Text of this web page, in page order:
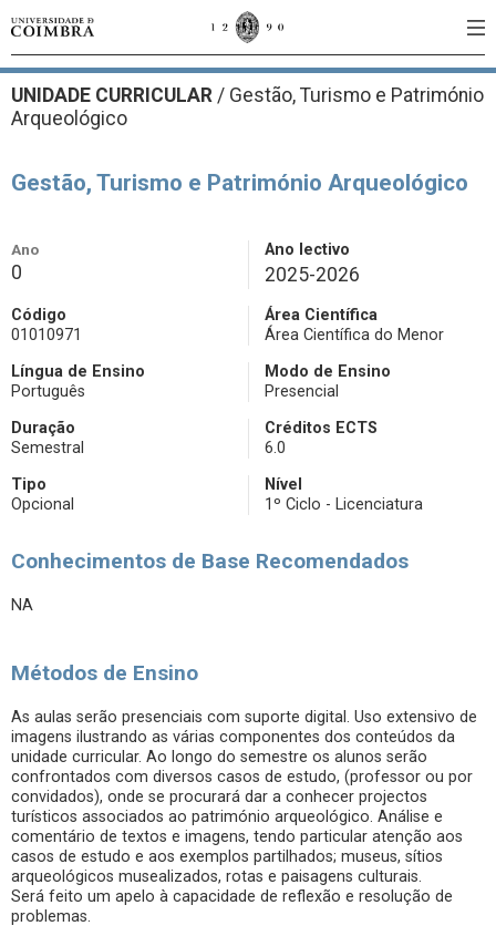
UNIDADE CURRICULAR / Gestão, Turismo e Património
Arqueológico
Gestão, Turismo e Património Arqueológico
Ano
0
Ano lectivo
2025-2026
Código
01010971
Área Científica
Área Científica do Menor
Língua de Ensino
Português
Modo de Ensino
Presencial
Duração
Semestral
Créditos ECTS
6.0
Tipo
Opcional
Nível
1º Ciclo - Licenciatura
Conhecimentos de Base Recomendados
NA
Métodos de Ensino
As aulas serão presenciais com suporte digital. Uso extensivo de
imagens ilustrando as várias componentes dos conteúdos da
unidade curricular. Ao longo do semestre os alunos serão
confrontados com diversos casos de estudo, (professor ou por
convidados), onde se procurará dar a conhecer projectos
turísticos associados ao património arqueológico. Análise e
comentário de textos e imagens, tendo particular atenção aos
casos de estudo e aos exemplos partilhados; museus, sítios
arqueológicos musealizados, rotas e paisagens culturais.
Será feito um apelo à capacidade de reflexão e resolução de
problemas.